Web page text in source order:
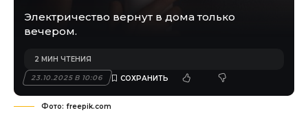
Электричество вернут в дома только
вечером.
23.10.2025 В 10:06
2 МИН ЧТЕНИЯ
Фото: freepik.com